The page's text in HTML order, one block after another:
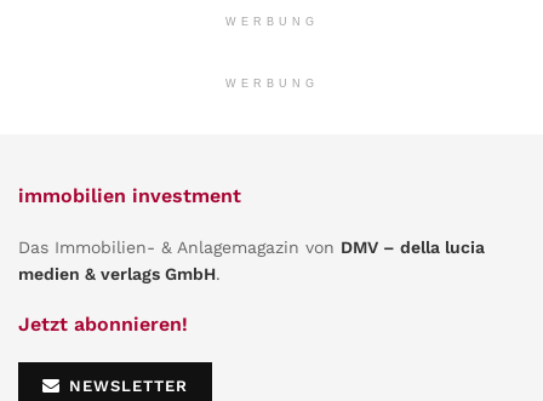
WERBUNG
WERBUNG
immobilien investment
Das Immobilien- & Anlagemagazin von DMV – della lucia
medien & verlags GmbH.
Jetzt abonnieren!
NEWSLETTER